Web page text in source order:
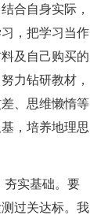
合自身实际，
，把学习当作
及自己购买的
力钻研教材，
、思维懒惰等
，培养地理思
实基础。要
过关达标。我